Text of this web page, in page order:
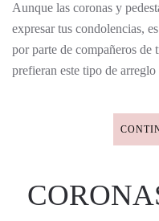
Aunque las coronas y
expresar tus condolencias,
por parte de compañeros de
prefieran este tipo de arreglo